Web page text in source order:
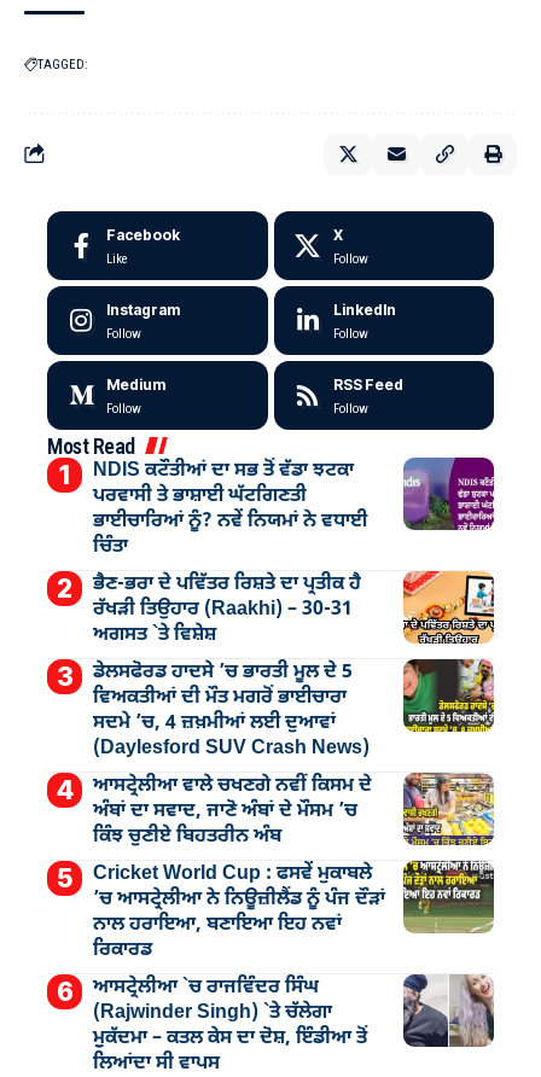
TAGGED:
Facebook
Like
X
Follow
Instagram
Follow
LinkedIn
Follow
Medium
Follow
RSS Feed
Follow
Most Read
NDIS ਕਟੌਤੀਆਂ ਦਾ ਸਭ ਤੋਂ ਵੱਡਾ ਝਟਕਾ
ਪਰਵਾਸੀ ਤੇ ਭਾਸ਼ਾਈ ਘੱਟਗਿਣਤੀ
ਭਾਈਚਾਰਿਆਂ ਨੂੰ? ਨਵੇਂ ਨਿਯਮਾਂ ਨੇ ਵਧਾਈ
ਚਿੰਤਾ
ਭੈਣ-ਭਰਾ ਦੇ ਪਵਿੱਤਰ ਰਿਸ਼ਤੇ ਦਾ ਪ੍ਰਤੀਕ ਹੈ
ਰੱਖੜੀ ਤਿਉਹਾਰ (Raakhi) – 30-31
ਅਗਸਤ `ਤੇ ਵਿਸ਼ੇਸ਼
ਡੇਲਸਫੋਰਡ ਹਾਦਸੇ ’ਚ ਭਾਰਤੀ ਮੂਲ ਦੇ 5
ਵਿਅਕਤੀਆਂ ਦੀ ਮੌਤ ਮਗਰੋਂ ਭਾਈਚਾਰਾ
ਸਦਮੇ ’ਚ, 4 ਜ਼ਖ਼ਮੀਆਂ ਲਈ ਦੁਆਵਾਂ
(Daylesford SUV Crash News)
ਆਸਟ੍ਰੇਲੀਆ ਵਾਲੇ ਚਖਣਗੇ ਨਵੀਂ ਕਿਸਮ ਦੇ
ਅੰਬਾਂ ਦਾ ਸਵਾਦ, ਜਾਣੋ ਅੰਬਾਂ ਦੇ ਮੌਸਮ ’ਚ
ਕਿੰਝ ਚੁਣੀਏ ਬਿਹਤਰੀਨ ਅੰਬ
Cricket World Cup : ਫਸਵੇਂ ਮੁਕਾਬਲੇ
’ਚ ਆਸਟ੍ਰੇਲੀਆ ਨੇ ਨਿਊਜ਼ੀਲੈਂਡ ਨੂੰ ਪੰਜ ਦੌੜਾਂ
ਨਾਲ ਹਰਾਇਆ, ਬਣਾਇਆ ਇਹ ਨਵਾਂ
ਰਿਕਾਰਡ
ਆਸਟ੍ਰੇਲੀਆ `ਚ ਰਾਜਵਿੰਦਰ ਸਿੰਘ
(Rajwinder Singh) `ਤੇ ਚੱਲੇਗਾ
ਮੁੁਕੱਦਮਾ – ਕਤਲ ਕੇਸ ਦਾ ਦੋਸ਼, ਇੰਡੀਆ ਤੋਂ
ਲਿਆਂਦਾ ਸੀ ਵਾਪਸ